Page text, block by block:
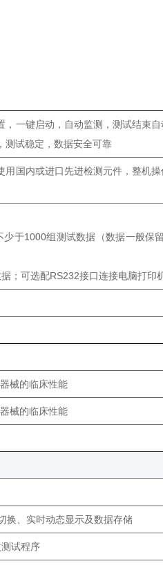
，一键启动，自动监测，测试结束自
测试稳定，数据安全可靠
用国内或进口先进检测元件，整机操
于1000组测试数据（数据一般保
；可选配RS232接口连接电脑打印
械的临床性能
械的临床性能
换、实时动态显示及数据存储
试程序